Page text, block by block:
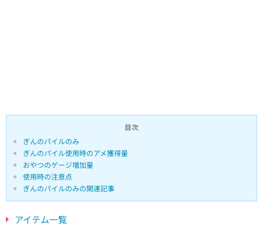
目次
ぎんのパイルのみ
ぎんのパイル使用時のアメ獲得量
おやつのゲージ増加量
使用時の注意点
ぎんのパイルのみの関連記事
アイテム一覧